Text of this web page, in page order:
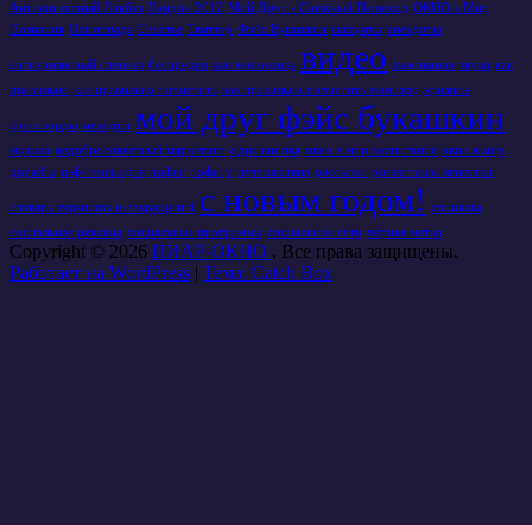
Антикризисный Ликбез Лондон 2012 Мой Друг - Снежный Пешеход ОКНО в Мир
Познания Олимпиада Счастье Твиттер Фэйс Букашкин аккаунты анекдоты
антикризисный спецназ беспредел взаимопомощь видео выживание звуки как
правильно как правильно почистить как правильно почистить монитор кризисы
кроссворды мелодии мой друг фэйс букашкин
музыка недобросовестный маркетинг одна кнопка окно в мир воспитания окно в мир
дружбы п-ф-география пофиг пофигу путешествия рассылки роняет роза лепестки
словарь терминов и сокращений с новым годом!
социалка
социальная реклама социальные программы социальные сети чёрная метка
Copyright © 2026 ПИАР-ОКНО . Все права защищены.
Работает на WordPress | Тема: Catch Box